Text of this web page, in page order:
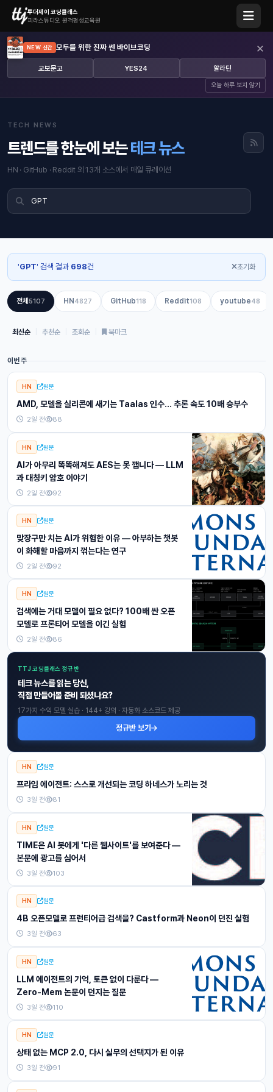
투더제이 코딩클래스
피라스튜디오 원격평생교육원
NEW 신간 모두를 위한 진짜 쎈 바이브코딩
교보문고 YES24 알라딘
오늘 하루 보지 않기
×
TECH NEWS
트렌드를 한눈에 보는테크 뉴스
HN · GitHub · Reddit 외 13개 소스에서 매일 큐레이션
'GPT' 검색 결과 698건 초기화
전체 5107 HN 4827 GitHub118 Reddit108 youtube48
최신순 추천순 조회순 북마크
이번 주
HN 원문
AMD, 모델을 실리콘에 새기는 Taalas 인수… 추론 속도 10배 승부수
2일 전 88
HN 원문
AI가 아무리 똑똑해져도 AES는 못 깹니다 — LLM
과 대칭키 암호 이야기
2일 전 92
HN 원문
맞장구만 치는 AI가 위험한 이유 — 아부하는 챗봇
이 화해할 마음까지 꺾는다는 연구
2일 전 92
HN 원문
검색에는 거대 모델이 필요 없다? 100배 싼 오픈
모델로 프론티어 모델을 이긴 실험
2일 전 86
TTJ 코딩클래스 정규반
테크 뉴스를 읽는 당신,
직접 만들어볼 준비 되셨나요?
17가지 수익 모델 실습 · 144+ 강의 · 자동화 소스코드 제공
정규반 보기
HN 원문
프라임 에이전트: 스스로 개선되는 코딩 하네스가 노리는 것
3일 전 81
HN 원문
TIME은 AI 봇에게 '다른 웹사이트'를 보여준다 —
본문에 광고를 심어서
3일 전 103
HN 원문
4B 오픈모델로 프런티어급 검색을? Castform과 Neon이 던진 실험
3일 전 63
HN 원문
LLM 에이전트의 기억, 토큰 없이 다룬다 —
Zero-Mem 논문이 던지는 질문
3일 전 110
HN 원문
상태 없는 MCP 2.0, 다시 실무의 선택지가 된 이유
3일 전 91